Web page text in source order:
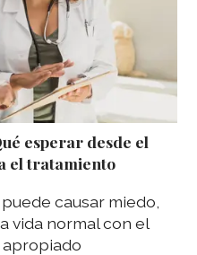
esperar desde el
el tratamiento
causar miedo,
vida normal con el